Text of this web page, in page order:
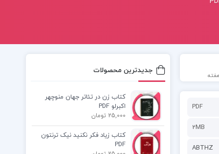
PDF
2MB
ABTHZ
جدیدترین محصولات
کتاب زن در تئاتر جهان منوچهر
اکبرلو PDF
25,000 تومان
کتاب زیاد فکر نکنید نیک ترنتون
PDF